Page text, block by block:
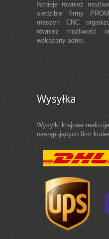
Istnieje również
siedzibie firmy
maszyn CNC
również możliwość
wskazany adres.
Wysyłka
Wysyłki krajowe
następujących firm